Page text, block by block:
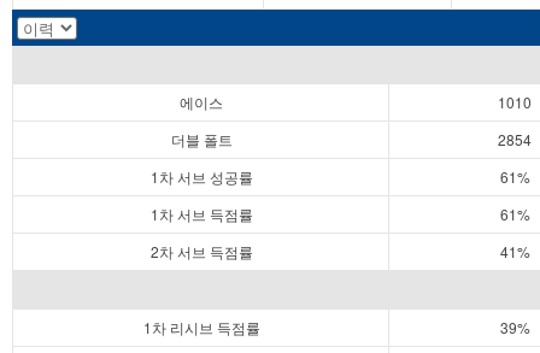
에이스
1010
더블 폴트
2854
1차 서브 성공률
61%
1차 서브 득점률
61%
2차 서브 득점률
41%
1차 리시브 득점률
39%